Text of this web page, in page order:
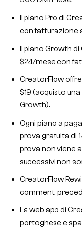
Il piano Pro di
con fatturazione
Il piano Growth
$24/mese con
CreatorFlow offre
$19 (acquisto
Growth).
Ogni piano a
prova gratuita di
prova non viene
successivi non
CreatorFlow
commenti
La web app di
portoghese e